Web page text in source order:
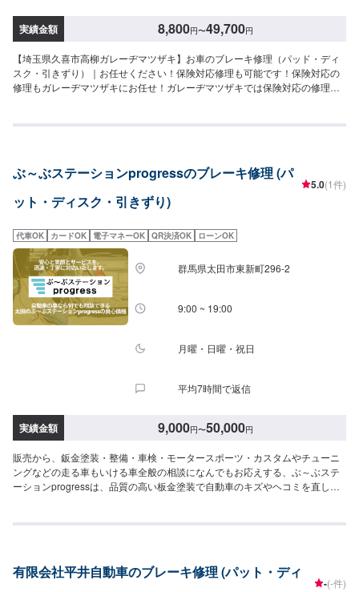
実績金額 8,800円〜49,700円
【埼玉県久喜市高柳ガレーヂマツザキ】お車のブレーキ修理（パッド・ディ
スク・引きずり）｜お任せください！保険対応修理も可能です！保険対応の
修理もガレーヂマツザキにお任せ！ガレーヂマツザキでは保険対応の修理も
くは各保険会社の保険時修理対応をご確認ください。免責発生する場合ご相
和、共栄火災、富士火災、全労済、朝日火災、三井ダイレクト、ソニー損
保、アクサ、ＡＩＵ、チューリッヒ、アメリカンホームダイレクト、など※日
本国内にあるすべての損害保険会社に対応しておりますので、安心して修理
パーツの活用等・修理内容の変更でお客様にあった修理が可能です。国が認
めた鈑金屋さん特殊整備工場(一種)取得だから確かな技術と豊富な知識で完全
サポート致します。<代車について>ガレーヂマツザキでは、鈑金・塗装・修
理等で愛車をお預かりしている間、代車をお貸し致します。台数も豊富な20
台ご用意しております。事前に予約が必要となる場合もございますので、ま
ずはお気軽にご相談ください。お客様ご自身が加入されている車両保険に代
車特約が付保されている場合、対物事故により相手側損害保険会社より代車
ていただきます！※代車の燃料代はお客様にご負担いただいております。<定
ぶ～ぶステーションprogressのブレーキ修理 (パ
ット・ディスク・引きずり)
5.0(1件)
代車OK カードOK 電子マネーOK QR決済OK ローンOK
群馬県太田市東新町296-2
9:00 ~ 19:00
月曜・日曜・祝日
平均7時間で返信
実績金額 9,000円〜50,000円
販売から、鈑金塗装・整備・車検・モータースポーツ・カスタムやチューニ
ングなどの走る車もいける車全般の相談になんでもお応えする、ぶ～ぶステ
ーションprogressは、品質の高い板金塗装で自動車のキズやヘコミを直しま
ので、お気軽にお問い合わせください。ブレーキパッドの交換や車内のクリ
ドバイスを心掛けております。--------------------------------------------------【1】オ
ファーにてお問い合わせ【2】お見積り【3】お見積りにご納得いただければ
有限会社平井自動車のブレーキ修理 (パット・ディ
-(-件)